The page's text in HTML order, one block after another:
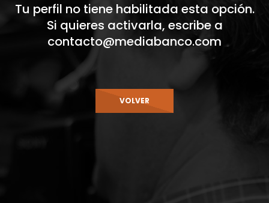
Tu perfil no tiene habilitada esta opción.
Si quieres activarla, escribe a
contacto@mediabanco.com